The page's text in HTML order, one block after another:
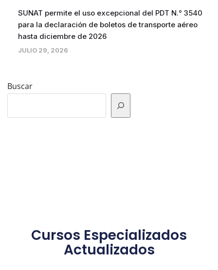
SUNAT permite el uso excepcional del PDT N.° 3540
para la declaración de boletos de transporte aéreo
hasta diciembre de 2026
JULIO 29, 2026
Buscar
Cursos Especializados
Actualizados